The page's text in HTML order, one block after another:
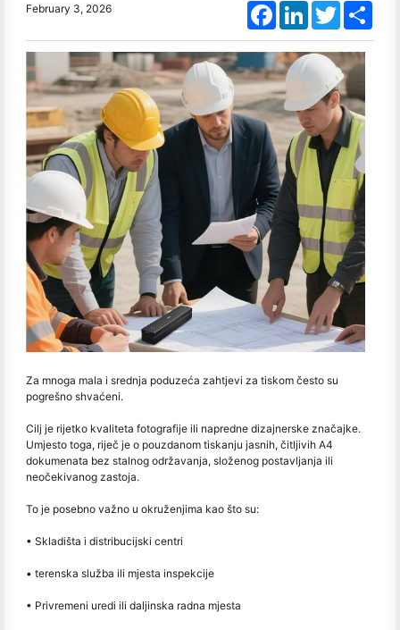
February 3, 2026 FacebookLinkedInTwitter
Za mnoga mala i srednja poduzeća zahtjevi za tiskom često su
pogrešno shvaćeni.
Cilj je rijetko kvaliteta fotografije ili napredne dizajnerske značajke.
Umjesto toga, riječ je o pouzdanom tiskanju jasnih, čitljivih A4
dokumenata bez stalnog održavanja, složenog postavljanja ili
neočekivanog zastoja.
To je posebno važno u okruženjima kao što su:
• Skladišta i distribucijski centri
• terenska služba ili mjesta inspekcije
• Privremeni uredi ili daljinska radna mjesta